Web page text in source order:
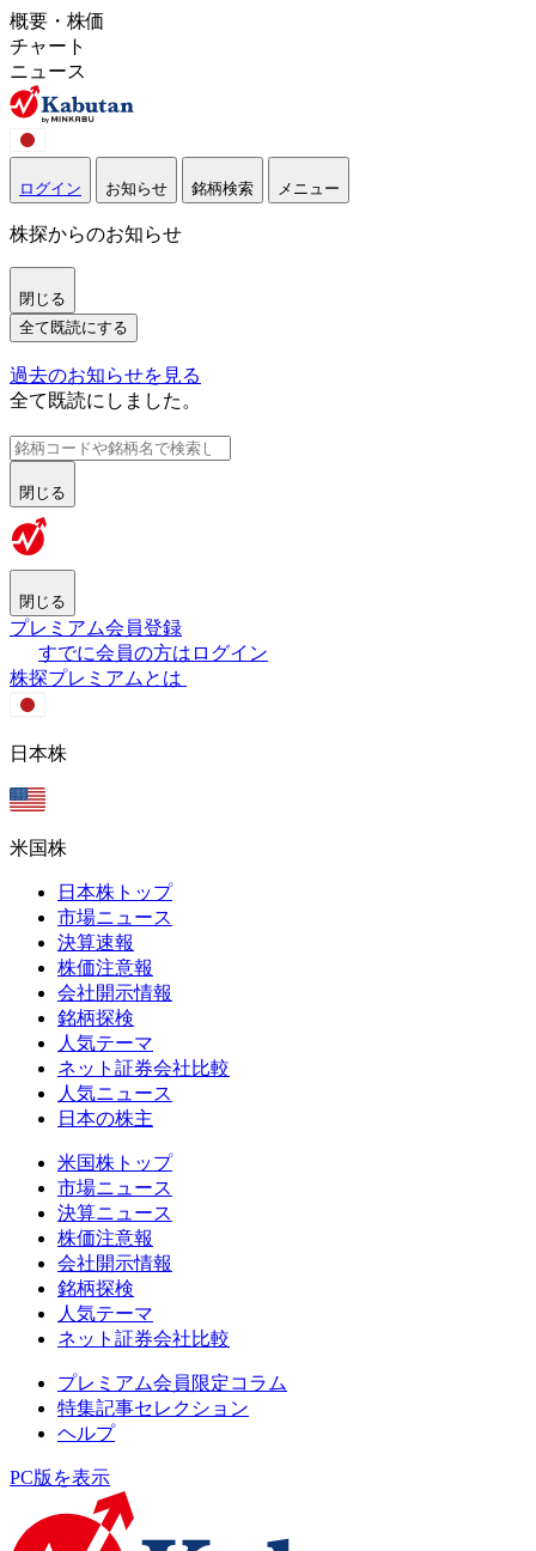
概要・株価
チャート
ニュース
ログイン お知らせ 銘柄検索 メニュー
株探からのお知らせ
閉じる
全て既読にする
過去のお知らせを見る
全て既読にしました。
閉じる
閉じる
プレミアム会員登録
すでに会員の方はログイン
株探プレミアムとは
日本株
米国株
日本株トップ
市場ニュース
決算速報
株価注意報
会社開示情報
銘柄探検
人気テーマ
ネット証券会社比較
人気ニュース
日本の株主
米国株トップ
市場ニュース
決算ニュース
株価注意報
会社開示情報
銘柄探検
人気テーマ
ネット証券会社比較
プレミアム会員限定コラム
特集記事セレクション
ヘルプ
PC版を表示